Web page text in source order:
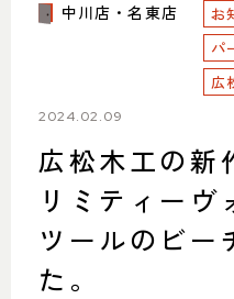
ITEM
SHOP INFO
NAKAGAWA
中川店
MEITO
名東店
中川店・名東店 お
パ
広
2024.02.09
広松木工の
リミティーヴ
ツールのビー
た。